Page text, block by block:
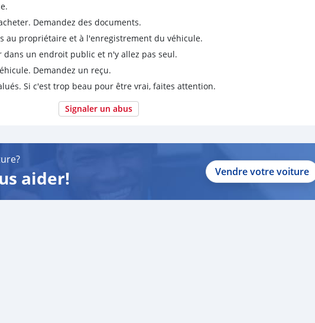
Demandez des documents.
au propriétaire et à l'enregistrement du véhicule.
dans un endroit public et n'y allez pas seul.
Demandez un reçu.
Si c'est trop beau pour être vrai, faites attention.
Signaler un abus
aider! Vendre votre voiture